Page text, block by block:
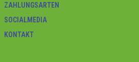
ZAHLUNGSARTEN
SOCIALMEDIA
KONTAKT